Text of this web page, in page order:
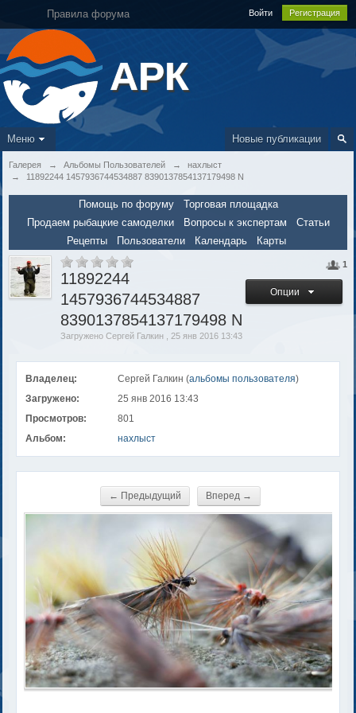
Правила форума Войти Регистрация
АРК
Новые публикации
Меню
Галерея → Альбомы Пользователей →
нахлыст
→
11892244 1457936744534887 8390137854137179498 N
Помощь по форуму
Торговая площадка
Продаем рыбацкие самоделки
Вопросы к экспертам
Статьи
Рецепты
Пользователи Календарь Карты
1
Опции
11892244
1457936744534887
8390137854137179498 N
Загружено Сергей Галкин , 25 янв 2016 13:43
Владелец: Сергей Галкин (альбомы пользователя)
Загружено:
25 янв 2016 13:43
Просмотров:
801
Альбом:
нахлыст
← Предыдущий Вперед →